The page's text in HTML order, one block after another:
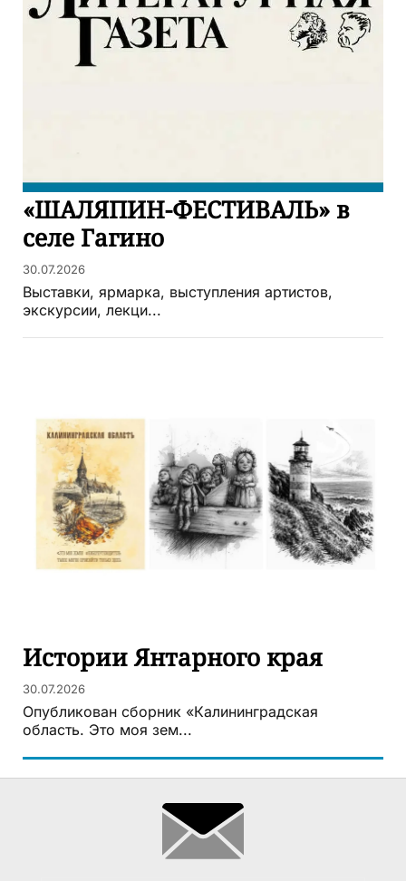
«ШАЛЯПИН-ФЕСТИВАЛЬ» в
селе Гагино
30.07.2026
Выставки, ярмарка, выступления артистов,
экскурсии, лекци...
Истории Янтарного края
30.07.2026
Опубликован сборник «Калининградская
область. Это моя зем...